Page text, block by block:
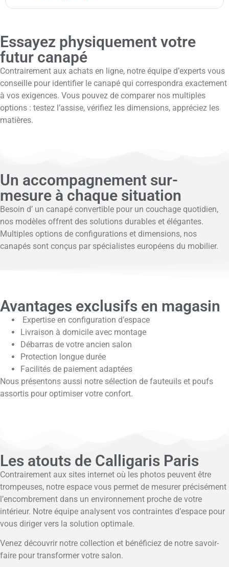
Essayez physiquement votre
futur canapé
Contrairement aux achats en ligne, notre équipe d’experts vous
conseille pour identifier le canapé qui correspondra exactement
à vos exigences. Vous pouvez de comparer nos multiples
options : testez l’assise, vérifiez les dimensions, appréciez les
matières.
Un accompagnement sur-
mesure à chaque situation
Besoin d’ un canapé convertible pour un couchage quotidien,
nos modèles offrent des solutions durables et élégantes.
Multiples options de configurations et dimensions, nos
canapés sont conçus par spécialistes européens du mobilier.
Avantages exclusifs en magasin
Expertise en configuration d’espace
Livraison à domicile avec montage
Débarras de votre ancien salon
Protection longue durée
Facilités de paiement adaptées
Nous présentons aussi notre sélection de fauteuils et poufs
assortis pour optimiser votre confort.
Les atouts de Calligaris Paris
Contrairement aux sites internet où les photos peuvent être
trompeuses, notre espace vous permet de mesurer précisément
l’encombrement dans un environnement proche de votre
intérieur. Notre équipe analysent vos contraintes d’espace pour
vous diriger vers la solution optimale.
Venez découvrir notre collection et bénéficiez de notre savoir-
faire pour transformer votre salon.